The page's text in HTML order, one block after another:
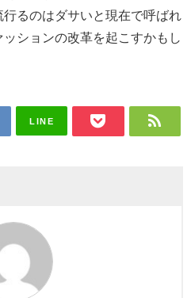
るのはダサいと現在で呼ばれ
ションの改革を起こすかもし
LINE